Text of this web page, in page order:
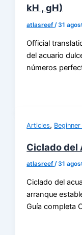
kH , gH)
atlasreef/31
Official
del acuario
números
Articles,
Ciclado del
atlasreef/31
Ciclado del
arranque
Guía completa